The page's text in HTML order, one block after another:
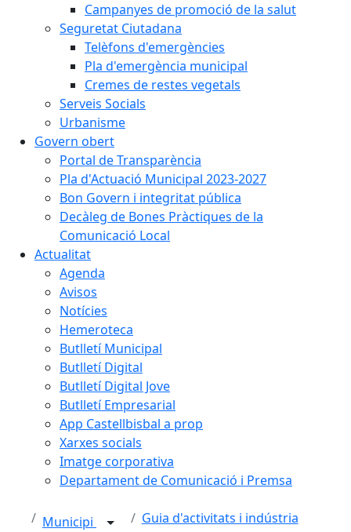
Campanyes de promoció de la salut
Seguretat Ciutadana
Telèfons d'emergències
Pla d'emergència municipal
Cremes de restes vegetals
Serveis Socials
Urbanisme
Govern obert
Portal de Transparència
Pla d'Actuació Municipal 2023-2027
Bon Govern i integritat pública
Decàleg de Bones Pràctiques de la
Comunicació Local
Actualitat
Agenda
Avisos
Notícies
Hemeroteca
Butlletí Municipal
Butlletí Digital
Butlletí Digital Jove
Butlletí Empresarial
App Castellbisbal a prop
Xarxes socials
Imatge corporativa
Departament de Comunicació i Premsa
Municipi Guia d'activitats i indústria